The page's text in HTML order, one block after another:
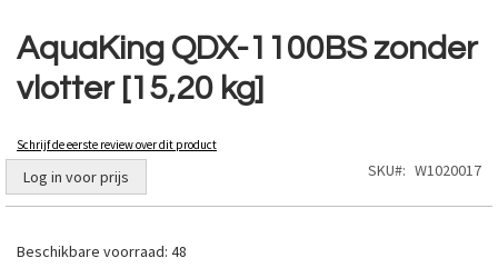
AquaKing QDX-1100BS zonder
vlotter [15,20 kg]
Schrijf de eerste review over dit product
Log in voor prijs SKU W1020017
Beschikbare voorraad: 48
naar
het
begin
van
afbeeldingen-
gallerij